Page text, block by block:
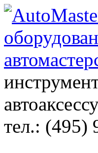
тел.: (495)